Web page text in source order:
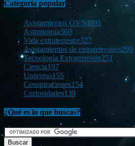
Categoría popular
Avistamientos OVNI891
Astronomía360
Vida extraterrestre327
Avistamientos de extraterrestres290
Tecnología Extraterrestre251
Ciencia197
Universo155
Conspiraciones154
Curiosidades139
¿Qué es lo que buscas?